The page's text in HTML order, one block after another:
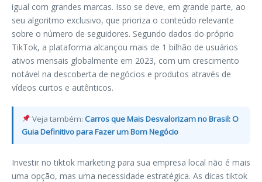
igual com grandes marcas. Isso se deve, em grande parte, ao
seu algoritmo exclusivo, que prioriza o conteúdo relevante
sobre o número de seguidores. Segundo dados do próprio
TikTok, a plataforma alcançou mais de 1 bilhão de usuários
ativos mensais globalmente em 2023, com um crescimento
notável na descoberta de negócios e produtos através de
vídeos curtos e autênticos.
Veja também:Carros que Mais Desvalorizam no Brasil: O
Guia Definitivo para Fazer um Bom Negócio
Investir no tiktok marketing para sua empresa local não é mais
uma opção, mas uma necessidade estratégica. As dicas tiktok